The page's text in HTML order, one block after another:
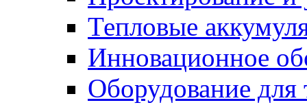
Тепловые
Инновационное
Оборудование для